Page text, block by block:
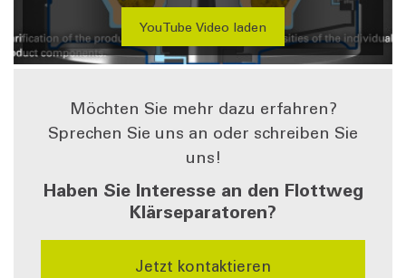
YouTube Video laden
Möchten Sie mehr dazu erfahren?
Sprechen Sie uns an oder schreiben Sie
uns!
Haben Sie Interesse an den Flottweg
Klärseparatoren?
Jetzt kontaktieren